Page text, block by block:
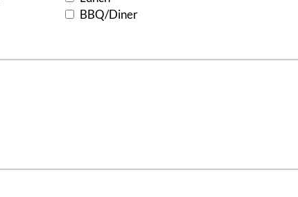
BBQ/Diner